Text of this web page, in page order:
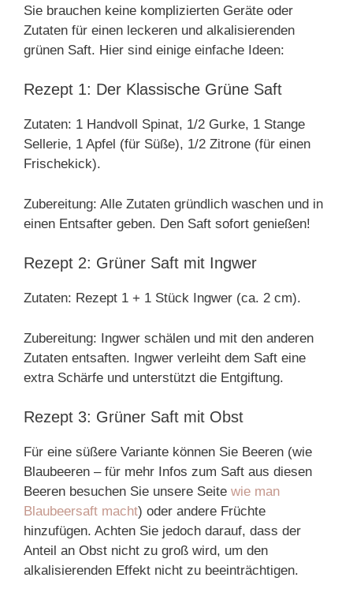
Sie brauchen keine komplizierten Geräte oder
Zutaten für einen leckeren und alkalisierenden
grünen Saft. Hier sind einige einfache Ideen:
Rezept 1: Der Klassische Grüne Saft
Zutaten: 1 Handvoll Spinat, 1/2 Gurke, 1 Stange
Sellerie, 1 Apfel (für Süße), 1/2 Zitrone (für einen
Frischekick).
Zubereitung: Alle Zutaten gründlich waschen und in
einen Entsafter geben. Den Saft sofort genießen!
Rezept 2: Grüner Saft mit Ingwer
Zutaten: Rezept 1 + 1 Stück Ingwer (ca. 2 cm).
Zubereitung: Ingwer schälen und mit den anderen
Zutaten entsaften. Ingwer verleiht dem Saft eine
extra Schärfe und unterstützt die Entgiftung.
Rezept 3: Grüner Saft mit Obst
Für eine süßere Variante können Sie Beeren (wie
Blaubeeren – für mehr Infos zum Saft aus diesen
Beeren besuchen Sie unsere Seite wie man
Blaubeersaft macht) oder andere Früchte
hinzufügen. Achten Sie jedoch darauf, dass der
Anteil an Obst nicht zu groß wird, um den
alkalisierenden Effekt nicht zu beeinträchtigen.